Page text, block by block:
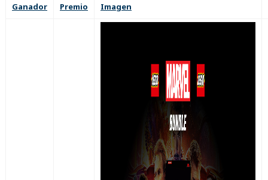
Ganador Premio Imagen